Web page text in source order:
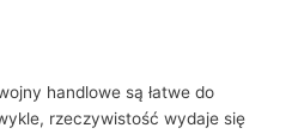
handlowe są łatwe do
rzeczywistość wydaje się